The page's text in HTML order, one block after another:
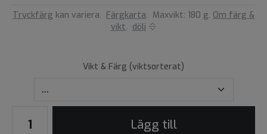
Tryckfärg kan variera. Färgkarta. Maxvikt: 180 g. Om färg &
vikt. dölj
Vikt & Färg (viktsorterat)
Lägg till